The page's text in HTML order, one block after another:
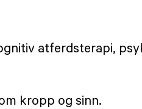
atferdsterapi,
kropp og sinn.